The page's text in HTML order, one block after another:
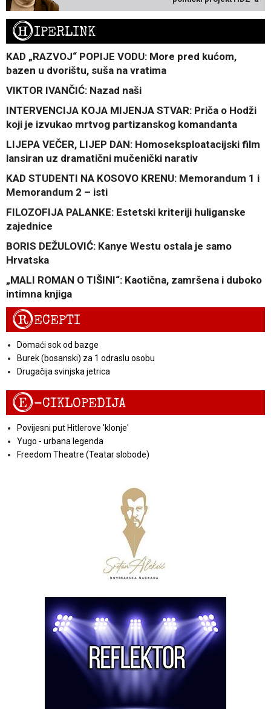
HIPERLINK
KAD „RAZVOJ“ POPIJE VODU: More pred kućom,
bazen u dvorištu, suša na vratima
VIKTOR IVANČIĆ: Nazad naši
INTERVENCIJA KOJA MIJENJA STVAR: Priča o Hodži
koji je izvukao mrtvog partizanskog komandanta
LIJEPA VEČER, LIJEP DAN: Homoseksploatacijski film
lansiran uz dramatični mučenički narativ
KAD STUDENTI NA KOSOVO KRENU: Memorandum 1 i
Memorandum 2 – isti
FILOZOFIJA PALANKE: Estetski kriteriji huliganske
zajednice
BORIS DEŽULOVIĆ: Kanye Westu ostala je samo
Hrvatska
„MALI ROMAN O TIŠINI“: Kaotična, zamršena i duboko
intimna knjiga
RECEPTI
Domaći sok od bazge
Burek (bosanski) za 1 odraslu osobu
Drugačija svinjska jetrica
E-CIKLOPEDIJA
Povijesni put Hitlerove 'klonje'
Yugo - urbana legenda
Freedom Theatre (Teatar slobode)